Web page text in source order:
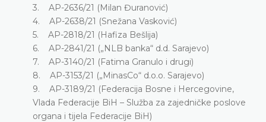
3. AP-2636/21 (Milan Đuranović)
4. AP-2638/21 (Snežana Vasković)
5. AP-2818/21 (Hafiza Bešlija)
6. AP-2841/21 („NLB banka“ d.d. Sarajevo)
7. AP-3140/21 (Fatima Granulo i drugi)
8. AP-3153/21 („MinasCo“ d.o.o. Sarajevo)
9. AP-3189/21 (Federacija Bosne i Hercegovine,
Vlada Federacije BiH – Služba za zajedničke poslove
organa i tijela Federacije BiH)